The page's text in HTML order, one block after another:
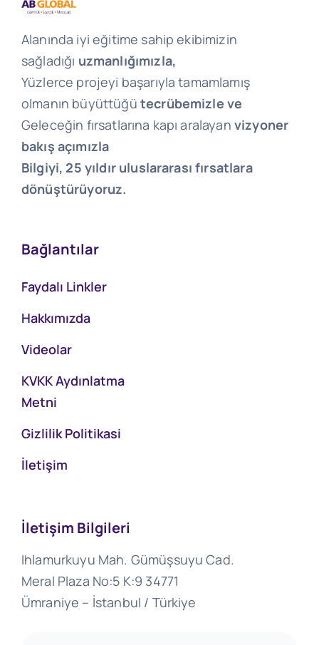
Alanında iyi eğitime sahip ekibimizin
sağladığı uzmanlığımızla,
Yüzlerce projeyi başarıyla tamamlamış
olmanın büyüttüğü tecrübemizle ve
Geleceğin fırsatlarına kapı aralayan vizyoner
bakış açımızla
Bilgiyi, 25 yıldır uluslararası fırsatlara
dönüştürüyoruz.
Bağlantılar
Faydalı Linkler
Hakkımızda
Videolar
KVKK Aydınlatma
Metni
Gizlilik Politikasi
İletişim
İletişim Bilgileri
Ihlamurkuyu Mah. Gümüşsuyu Cad.
Meral Plaza No:5 K:9 34771
Ümraniye – İstanbul / Türkiye